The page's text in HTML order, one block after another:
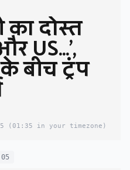
का दोस्त
US...',
बीच ट्रंप
(01:35 in your timezone)